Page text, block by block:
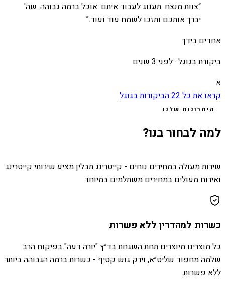
“צוות מנצח. תענוג לעבוד איתם. אוכל ברמה גבוהה. שה'
יברך אותכם ותזכו לשמח עוד ועוד.”
אחדים בידך
ביקורת בגוגל ·לפני 3 שנים
א
קראו את כל22הביקורות בגוגל
היתרונות שלנו
למה לבחור בנו?
שירות מעולה במחירים נוחים - קייטרינג תבלין מציע שירותי קייטרינג
ואירוח מעולים במחירים משתלמים במיוחד
כשרות למהדרין ללא פשרות
כל מוצרינו מיוצרים תחת השגחת בד״ץ "יורה דעה" בפיקוח הרב
שלמה מחפוד שליט״א, וירק גוש קטיף - כשרות ברמה הגבוהה ביותר
ללא פשרות.